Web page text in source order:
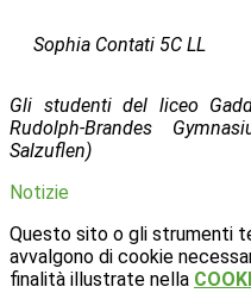
Sophia Contati 5C LL
Gli studenti del liceo
Rudolph-Brandes
Salzuflen)
Notizie
Questo sito o gli strumenti
avvalgono di cookie
finalità illustrate nella